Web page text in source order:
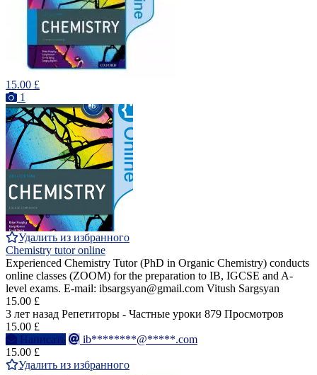
15.00 £
1
Удалить из избранного
Chemistry tutor online
Experienced Chemistry Tutor (PhD in Organic Chemistry) conducts
online classes (ZOOM) for the preparation to IB, IGCSE and A-
level exams. E-mail: ibsargsyan@gmail.com Vitush Sargsyan
15.00 £
3 лет назад Репетиторы - Частные уроки 879 Просмотров
15.00 £
Написать
ib********@*****.com
15.00 £
Удалить из избранного